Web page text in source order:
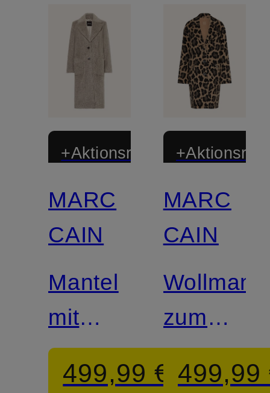
+Aktionsrabatt
MARC
CAIN
Mantel
mit
Alpaka
499,99 €
MARC
CAIN
zum
Wenden
499,99